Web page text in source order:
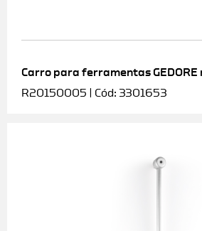
Carro para ferramentas GEDORE
R20150005 | Cód: 3301653